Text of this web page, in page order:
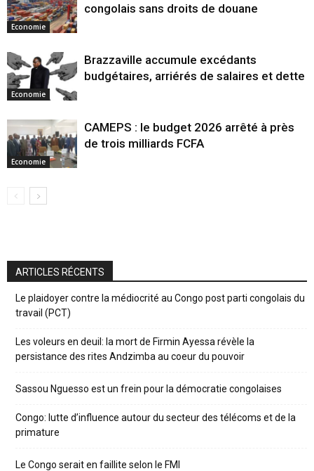
Economie
congolais sans droits de douane
Economie
Brazzaville accumule excédants
budgétaires, arriérés de salaires et dette
Economie
CAMEPS : le budget 2026 arrêté à près
de trois milliards FCFA
ARTICLES RÉCENTS
Le plaidoyer contre la médiocrité au Congo post parti congolais du
travail (PCT)
Les voleurs en deuil: la mort de Firmin Ayessa révèle la
persistance des rites Andzimba au coeur du pouvoir
Sassou Nguesso est un frein pour la démocratie congolaises
Congo: lutte d’influence autour du secteur des télécoms et de la
primature
Le Congo serait en faillite selon le FMI